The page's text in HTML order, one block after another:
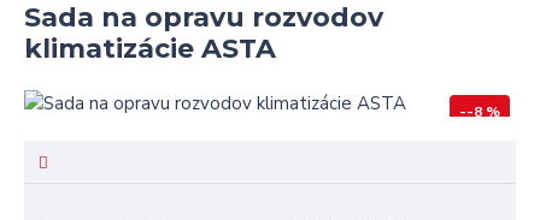
Sada na opravu rozvodov
klimatizácie ASTA
--8 %